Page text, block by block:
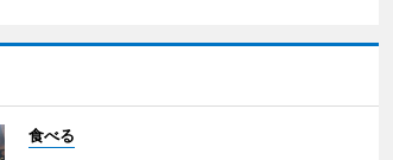
食べる